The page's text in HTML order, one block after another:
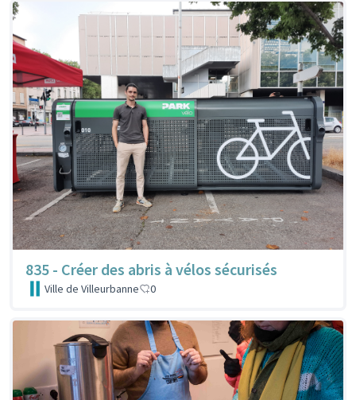
835 - Créer des abris à vélos sécurisés
Ville de Villeurbanne 0